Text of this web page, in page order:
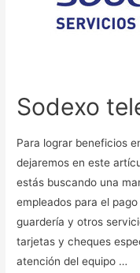
Sodexo
Para lograr beneficios
dejaremos en este
estás buscando una
empleados para el
guardería y otros
tarjetas y cheques
atención del equipo …